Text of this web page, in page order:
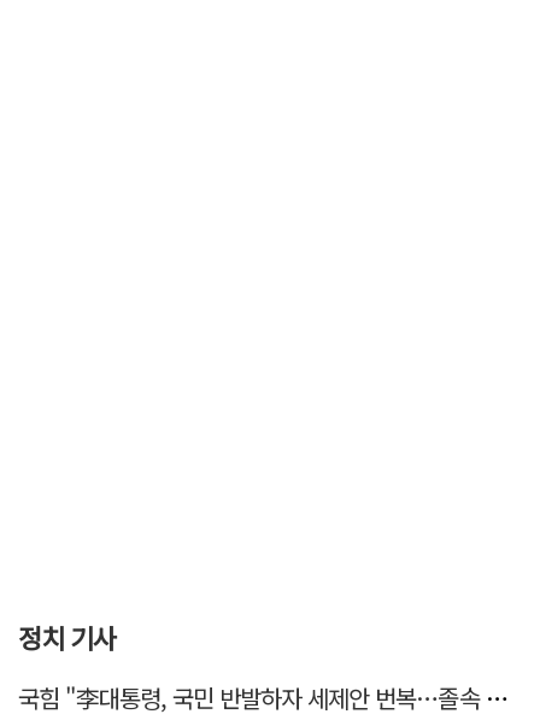
정치 기사
국힘 "李대통령, 국민 반발하자 세제안 번복…졸속 국정 즉각 중단"